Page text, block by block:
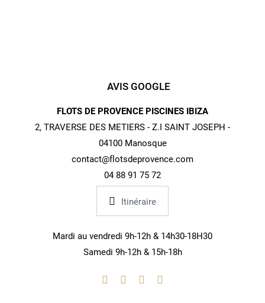
AVIS GOOGLE
FLOTS DE PROVENCE PISCINES IBIZA
2, TRAVERSE DES METIERS - Z.I SAINT JOSEPH -
04100 Manosque
contact@flotsdeprovence.com
04 88 91 75 72
Itinéraire
Mardi au vendredi 9h-12h & 14h30-18H30
Samedi 9h-12h & 15h-18h